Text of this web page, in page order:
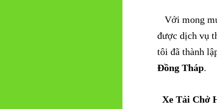
Với mong
được dịch vụ
tôi đã thành
Đồng Tháp.
Xe Tải Chở